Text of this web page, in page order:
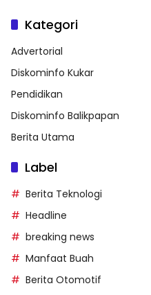
Kategori
Advertorial
Diskominfo Kukar
Pendidikan
Diskominfo Balikpapan
Berita Utama
Label
Berita Teknologi
Headline
breaking news
Manfaat Buah
Berita Otomotif